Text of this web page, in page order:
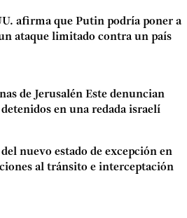
afirma que Putin podría poner a
ataque limitado contra un país
de Jerusalén Este denuncian
en una redada israelí
nuevo estado de excepción en
al tránsito e interceptación